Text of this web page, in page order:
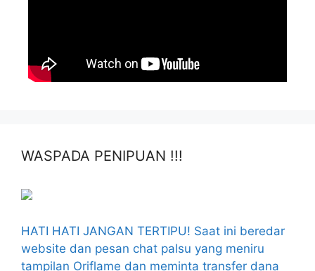
WASPADA PENIPUAN !!!
HATI HATI JANGAN TERTIPU! Saat ini beredar
website dan pesan chat palsu yang meniru
tampilan Oriflame dan meminta transfer dana